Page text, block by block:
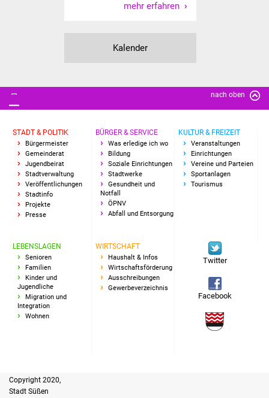
mehr erfahren
Kalender
nach oben
STADT & POLITIK
Bürgermeister
Gemeinderat
Jugendbeirat
Stadtverwaltung
Veröffentlichungen
Stadtinfo
Projekte
Presse
BÜRGER & SERVICE
Was erledige ich wo
Bildung
Soziale Einrichtungen
Stadtwerke
Gesundheit und
Notfall
ÖPNV
Abfall und Entsorgung
KULTUR & FREIZEIT
Veranstaltungen
Einrichtungen
Vereine und Parteien
Sportanlagen
Tourismus
LEBENSLAGEN
Senioren
Familien
Kinder und
Jugendliche
Migration und
Integration
Wohnen
WIRTSCHAFT
Haushalt & Infos
Wirtschaftsförderung
Ausschreibungen
Gewerbeverzeichnis
Twitter
Facebook
Copyright 2020,
Stadt Süßen